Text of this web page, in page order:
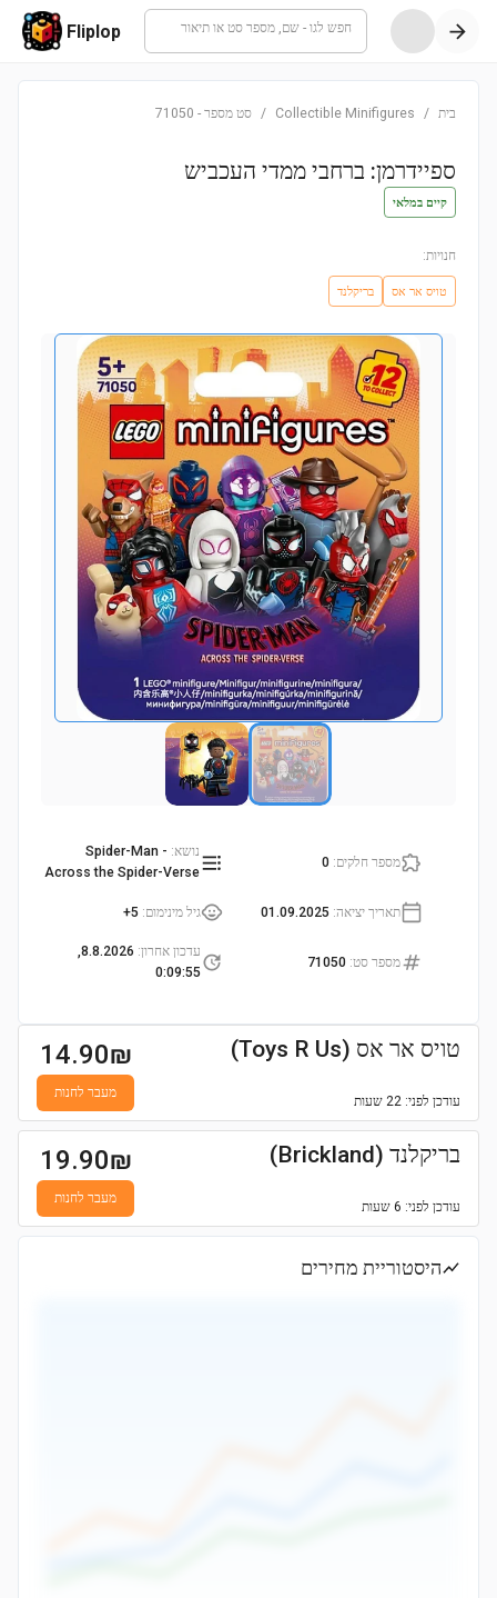
חפש לגו - שם, מספר סט או תיאור Fliplop
בית /
Collectible Minifigures
/ סט מספר -
71050
ספיידרמן: ברחבי ממדי העכביש
קיים במלאי
חנויות:
טויס אר אס בריקלנד
מספר חלקים:
0
נושא:
Spider-Man -
Across the Spider-Verse
תאריך יציאה:
01.09.2025 גיל מינימום:
5+
מספר סט:
71050
עדכון אחרון:
8.8.2026,
0:09:55
טויס אר אס (Toys R Us)
עודכן לפני: 22 שעות
14.90₪
מעבר לחנות
בריקלנד (Brickland)
עודכן לפני: 6 שעות
19.90₪
מעבר לחנות
היסטוריית מחירים